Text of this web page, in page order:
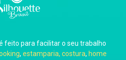
feito para facilitar o seu trabalho
, estamparia, costura, home